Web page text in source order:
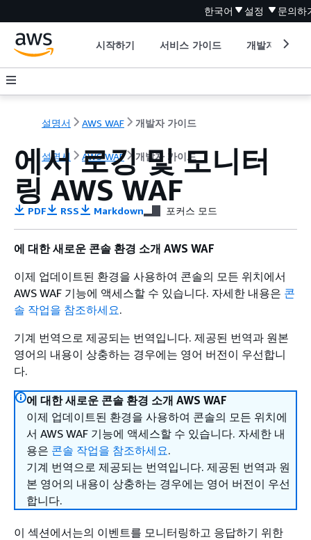
한국어 설정 문의하
시작하기 서비스 가이드 개발자 도구
설명서 AWS WAF 개발자 가이드
설명서 AWS WAF 개발자 가이드
에서 로깅 및 모니터
링 AWS WAF
PDF RSS Markdown 포커스 모드
에 대한 새로운 콘솔 환경 소개 AWS WAF
이제 업데이트된 환경을 사용하여 콘솔의 모든 위치에서
AWS WAF 기능에 액세스할 수 있습니다. 자세한 내용은 콘
솔 작업을 참조하세요.
기계 번역으로 제공되는 번역입니다. 제공된 번역과 원본
영어의 내용이 상충하는 경우에는 영어 버전이 우선합니
다.
에 대한 새로운 콘솔 환경 소개 AWS WAF
이제 업데이트된 환경을 사용하여 콘솔의 모든 위치에
서 AWS WAF 기능에 액세스할 수 있습니다. 자세한 내
용은 콘솔 작업을 참조하세요.
기계 번역으로 제공되는 번역입니다. 제공된 번역과 원
본 영어의 내용이 상충하는 경우에는 영어 버전이 우선
합니다.
이 섹션에서는의 이벤트를 모니터링하고 응답하기 위한